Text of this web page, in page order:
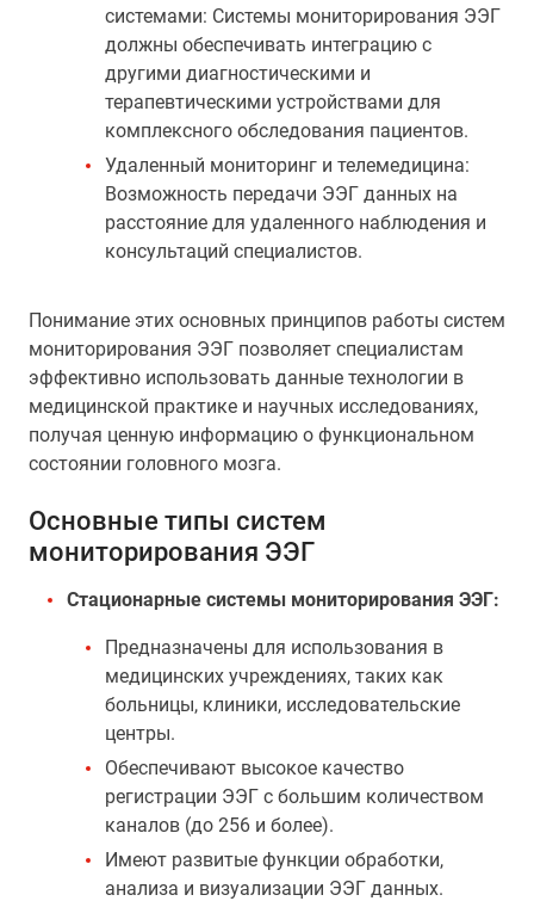
системами: Системы мониторирования ЭЭГ
должны обеспечивать интеграцию с
другими диагностическими и
терапевтическими устройствами для
комплексного обследования пациентов.
Удаленный мониторинг и телемедицина:
Возможность передачи ЭЭГ данных на
расстояние для удаленного наблюдения и
консультаций специалистов.
Понимание этих основных принципов работы систем
мониторирования ЭЭГ позволяет специалистам
эффективно использовать данные технологии в
медицинской практике и научных исследованиях,
получая ценную информацию о функциональном
состоянии головного мозга.
Основные типы систем
мониторирования ЭЭГ
Стационарные системы мониторирования ЭЭГ:
Предназначены для использования в
медицинских учреждениях, таких как
больницы, клиники, исследовательские
центры.
Обеспечивают высокое качество
регистрации ЭЭГ с большим количеством
каналов (до 256 и более).
Имеют развитые функции обработки,
анализа и визуализации ЭЭГ данных.